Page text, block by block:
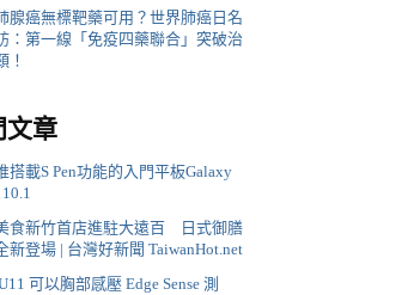
腺癌無標靶藥可用？世界肺癌日名
：第一線「免疫四藥聯合」突破治
！
文章
搭載S Pen功能的入門平板Galaxy
10.1
食新竹首店進駐大遠百 日式御膳
新登場 | 台灣好新聞 TaiwanHot.net
可以胸部感壓 Edge Sense 測